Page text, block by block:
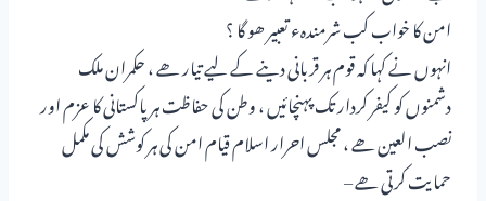
امن کا خواب کب شرمندہء تعبیر ھو گا ؟
انہوں نے کہا کہ قوم ہر قربانی دینے کے لیے تیار ھے ، حکمران ملک
دشمنوں کو کیفر کردار تک پہنچائیں ، وطن کی حفاظت ہر پاکستانی کا عزم اور
نصب العین ھے ، مجلس احرار اسلام قیام امن کی ہر کوشش کی مکمل
حمایت کرتی ھے –